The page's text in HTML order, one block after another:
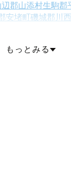
辺郡山添村生駒郡
安堵町磯城郡川
郡吉野町吉野郡大
もっとみる